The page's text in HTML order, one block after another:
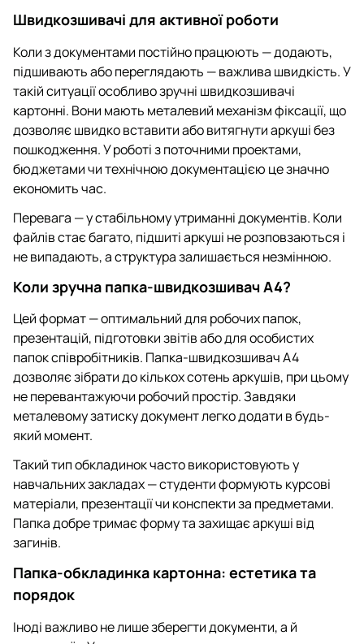
Швидкозшивачі для активної роботи
Коли з документами постійно працюють — додають,
підшивають або переглядають — важлива швидкість. У
такій ситуації особливо зручні швидкозшивачі
картонні. Вони мають металевий механізм фіксації, що
дозволяє швидко вставити або витягнути аркуші без
пошкодження. У роботі з поточними проектами,
бюджетами чи технічною документацією це значно
економить час.
Перевага — у стабільному утриманні документів. Коли
файлів стає багато, підшиті аркуші не розповзаються і
не випадають, а структура залишається незмінною.
Коли зручна папка-швидкозшивач А4?
Цей формат — оптимальний для робочих папок,
презентацій, підготовки звітів або для особистих
папок співробітників. Папка-швидкозшивач А4
дозволяє зібрати до кількох сотень аркушів, при цьому
не перевантажуючи робочий простір. Завдяки
металевому затиску документ легко додати в будь-
який момент.
Такий тип обкладинок часто використовують у
навчальних закладах — студенти формують курсові
матеріали, презентації чи конспекти за предметами.
Папка добре тримає форму та захищає аркуші від
загинів.
Папка-обкладинка картонна: естетика та
порядок
Іноді важливо не лише зберегти документи, а й